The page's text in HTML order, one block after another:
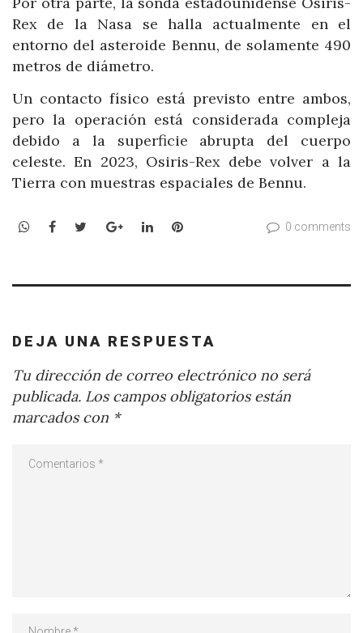
Rex de la Nasa se halla actualmente en el
entorno del asteroide Bennu, de solamente 490
metros de diámetro.
Un contacto físico está previsto entre ambos,
pero la operación está considerada compleja
debido a la superficie abrupta del cuerpo
celeste. En 2023, Osiris-Rex debe volver a la
Tierra con muestras espaciales de Bennu.
WhatsApp
Facebook
TwitterGoogle+LinkedInPinterest 0 comments
DEJA UNA RESPUESTA
Tu dirección de correo electrónico no será
publicada. Los campos obligatorios están
marcados con *